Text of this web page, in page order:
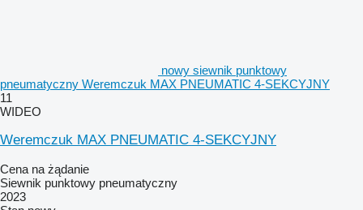
nowy siewnik punktowy
pneumatyczny Weremczuk MAX PNEUMATIC 4-SEKCYJNY
11
WIDEO
Weremczuk MAX PNEUMATIC 4-SEKCYJNY
Cena na żądanie
Siewnik punktowy pneumatyczny
2023